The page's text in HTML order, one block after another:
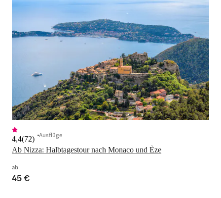
Ab Nizza: Halbtagestour nach Monaco und Èze
4,4(72) Ausflüge
ab
45 €